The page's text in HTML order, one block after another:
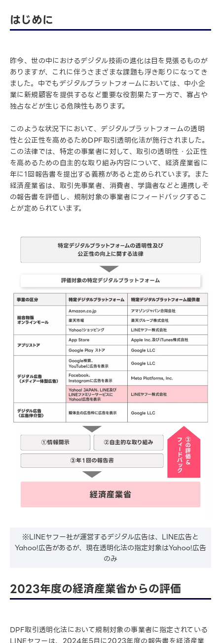
はじめに
昨今、世の中におけるデジタル技術の進化は目を見張るものが
ありますが、これに伴うさまざまな課題も浮き彫りになってき
ました。中でもデジタルプラットフォームにおいては、中小企
業に新規顧客を提供するなど重要な役割果たす一方で、寡占や
独占などが生じる危険性もあります。
このような状況下において、デジタルプラットフォームの透明
性と公正性を高めるためDPF取引透明化法が施行されました。
この法律では、特定の事業者に対して、取引の透明性・公正性
を高めるための自主的な取り組み内容について、経済産業省に
年に1回報告書を提出する義務があると定められています。また
経済産業省は、取引先事業者、消費者、学識者などと連携しそ
の報告書を評価し、規制対象の事業者にフィードバックするこ
とが定められています。
※LINEヤフー社が運営するデジタル広告は、LINE広告と
Yahoo!広告があるが、現在透明化法の指定対象はYahoo!広告
のみ
2023年度の経済産業省からの評価
DPF取引透明化法において規制対象の事業者に指定されている